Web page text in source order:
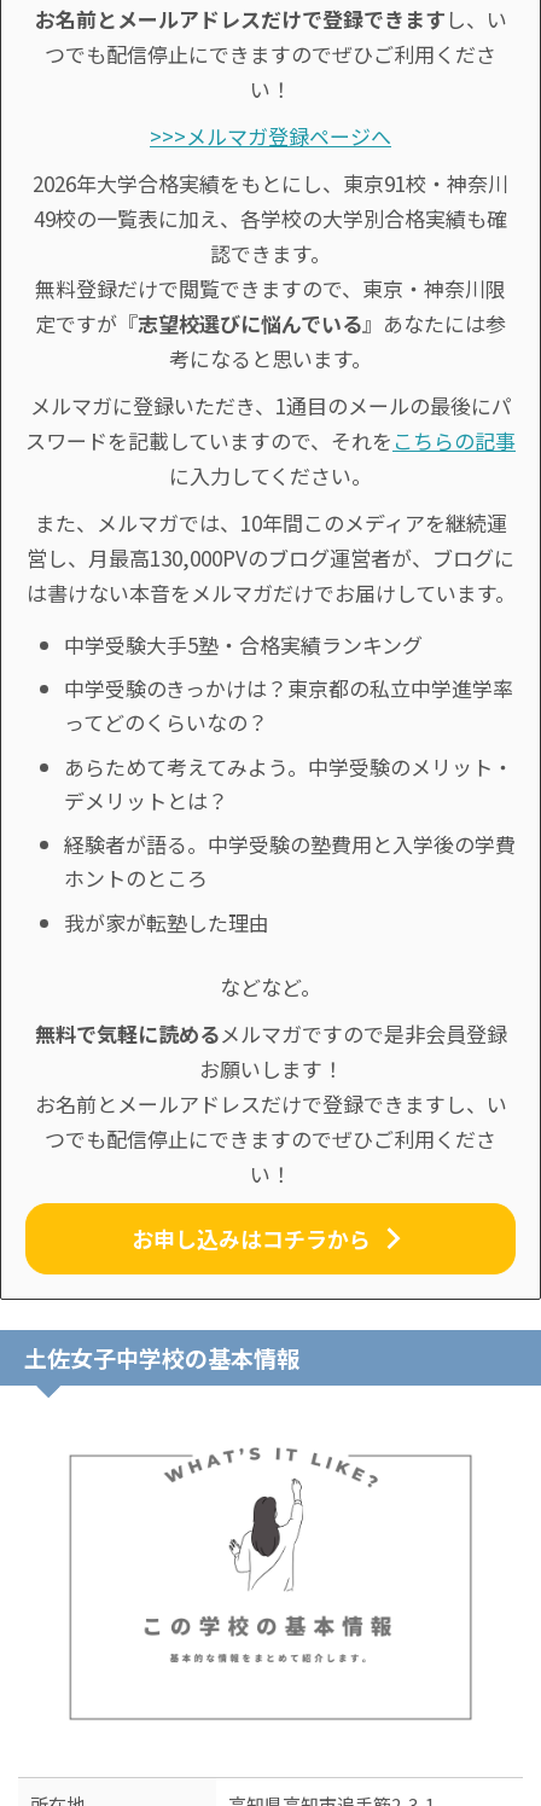
お名前とメールアドレスだけで登録できます し、い
つでも配信停止にできますのでぜひご利用くださ
い！
>>>メルマガ登録ページへ
2026年大学合格実績をもとにし、東京91校・神奈川
49校の一覧表に加え、各学校の大学別合格実績も確
認できます。
無料登録だけで閲覧できますので、東京・神奈川限
定ですが『志望校選びに悩んでいる』あなたには参
考になると思います。
メルマガに登録いただき、1通目のメールの最後にパ
スワードを記載していますので、それを こちらの記事
に入力してください。
また、メルマガでは、10年間このメディアを継続運
営し、月最高130,000PVのブログ運営者が、ブログに
は書けない本音をメルマガだけでお届けしています。
中学受験大手5塾・合格実績ランキング
中学受験のきっかけは？東京都の私立中学進学率
ってどのくらいなの？
あらためて考えてみよう。中学受験のメリット・
デメリットとは？
経験者が語る。中学受験の塾費用と入学後の学費
ホントのところ
我が家が転塾した理由
などなど。
無料で気軽に読めるメルマガですので是非会員登録
お願いします！
お名前とメールアドレスだけで登録できますし、い
つでも配信停止にできますのでぜひご利用くださ
い！
お申し込みはコチラから
土佐女子中学校の基本情報